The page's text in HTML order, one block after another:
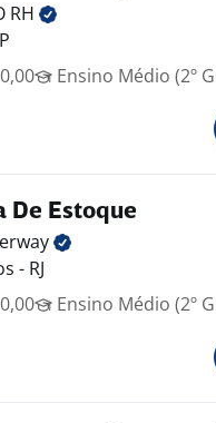
RH
Ensino Médio (2º
De Estoque
- RJ
Ensino Médio (2º